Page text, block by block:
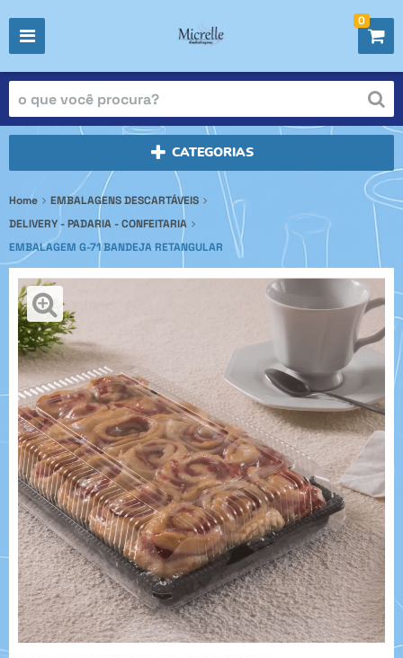
0
CATEGORIAS
Home
EMBALAGENS DESCARTÁVEIS
DELIVERY - PADARIA - CONFEITARIA
EMBALAGEM G-71 BANDEJA RETANGULAR